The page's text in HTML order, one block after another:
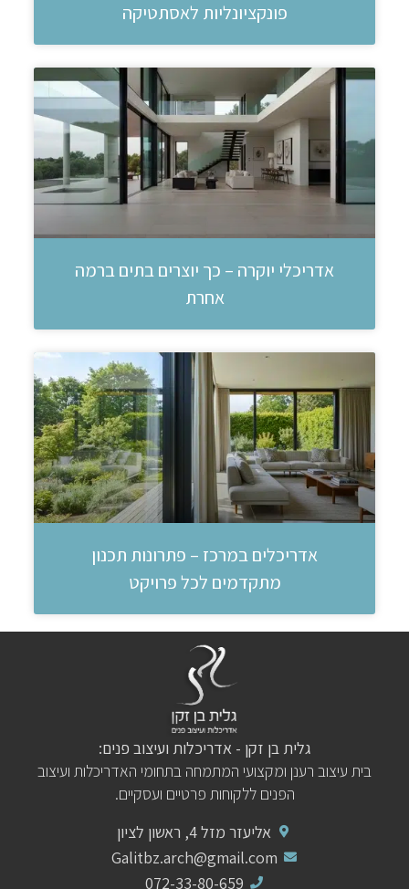
פונקציונליות לאסתטיקה
אדריכלי יוקרה – כך יוצרים בתים ברמה
אחרת
אדריכלים במרכז – פתרונות תכנון
מתקדמים לכל פרויקט
גלית בן זקן - אדריכלות ועיצוב פנים:
בית עיצוב רענן ומקצועי המתמחה בתחומי האדריכלות ועיצוב
הפנים ללקוחות פרטיים ועסקיים.
אליעזר מזל 4, ראשון לציון
Galitbz.arch@gmail.com
072-33-80-659